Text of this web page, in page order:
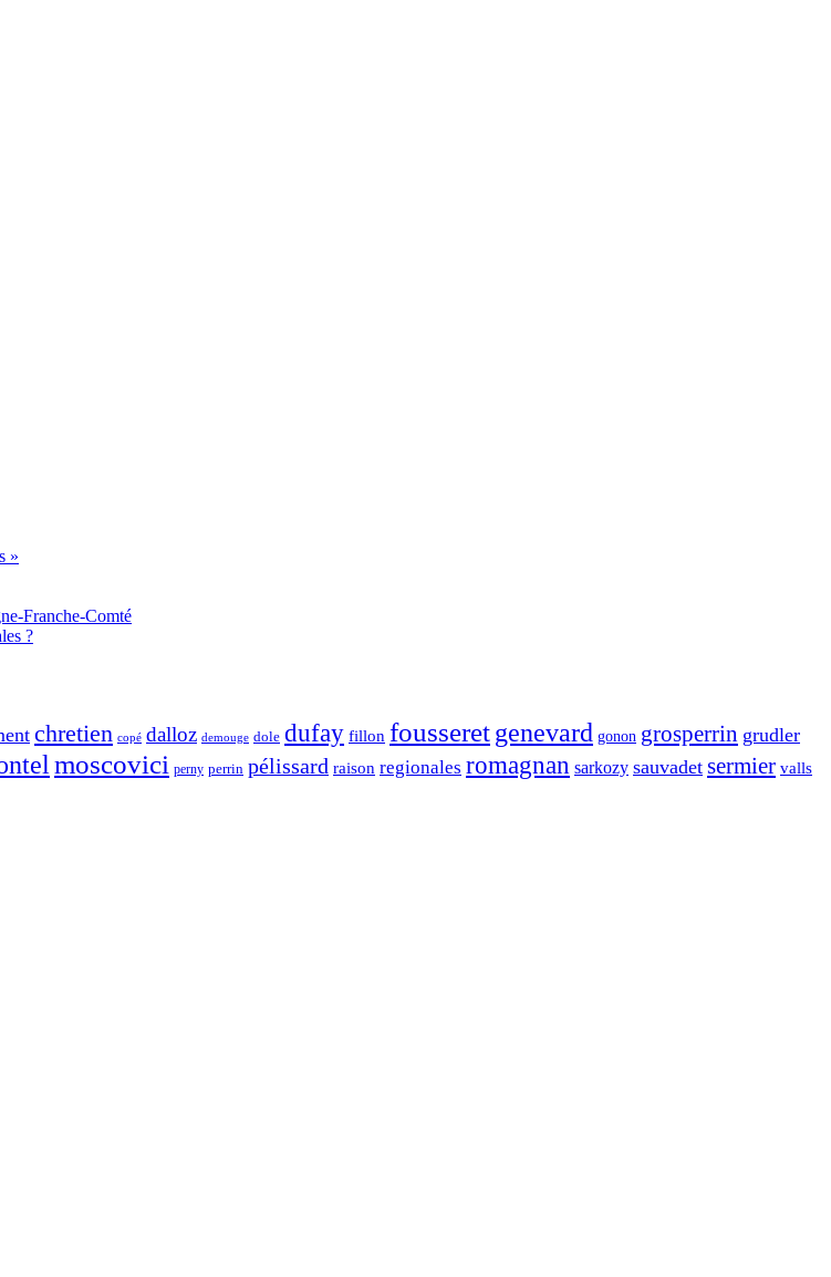
»
Franche-Comté
?
chretien copé dalloz demouge dole dufay fillon fousseretgenevard gonon grosperrin grudler
moscovici perny perrin pélissard raison regionales romagnan sarkozy sauvadet sermier valls